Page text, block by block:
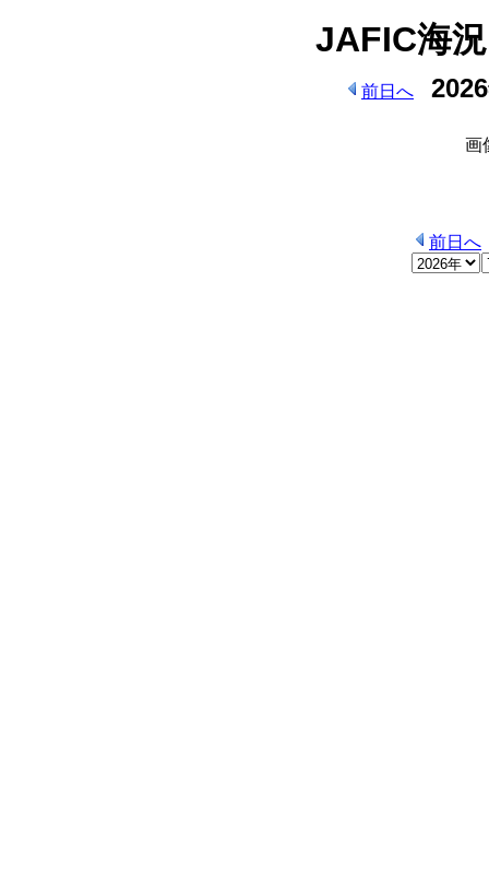
JAFIC海
前日へ
画
前日へ